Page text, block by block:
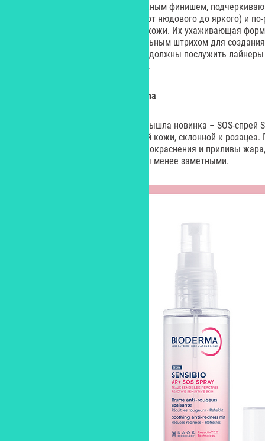
Полупрозрачные помады с влажным финишем,
представлены в пяти оттенках (от нюдового до яркого) и
губах в зависимости от оттенка кожи. Их ухаживающая
увлажняет и питает губы. Финальным штрихом для
замыслу создателей коллекции, должны послужить
– лиловом и розово-коричневом.
Bioderma
В гамме Bioderma Sensibio AR+ вышла новинка – SOS-спрей
разработано для чувствительной кожи, склонной к
новинка мгновенно уменьшает покраснения и приливы
успокаивая кожу и делая сосуды менее заметными.